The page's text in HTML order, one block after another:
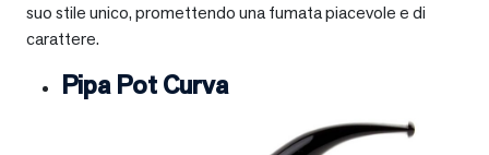
suo stile unico, promettendo una fumata piacevole e di
carattere.
Pipa Pot Curva